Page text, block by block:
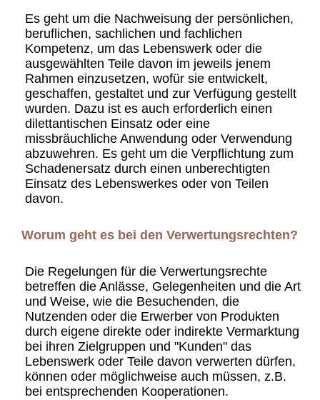
Es geht um die Nachweisung der persönlichen,
beruflichen, sachlichen und fachlichen
Kompetenz, um das Lebenswerk oder die
ausgewählten Teile davon im jeweils jenem
Rahmen einzusetzen, wofür sie entwickelt,
geschaffen, gestaltet und zur Verfügung gestellt
wurden. Dazu ist es auch erforderlich einen
dilettantischen Einsatz oder eine
missbräuchliche Anwendung oder Verwendung
abzuwehren. Es geht um die Verpflichtung zum
Schadenersatz durch einen unberechtigten
Einsatz des Lebenswerkes oder von Teilen
davon.
Worum geht es bei den Verwertungsrechten?
Die Regelungen für die Verwertungsrechte
betreffen die Anlässe, Gelegenheiten und die Art
und Weise, wie die Besuchenden, die
Nutzenden oder die Erwerber von Produkten
durch eigene direkte oder indirekte Vermarktung
bei ihren Zielgruppen und "Kunden" das
Lebenswerk oder Teile davon verwerten dürfen,
können oder möglichweise auch müssen, z.B.
bei entsprechenden Kooperationen.